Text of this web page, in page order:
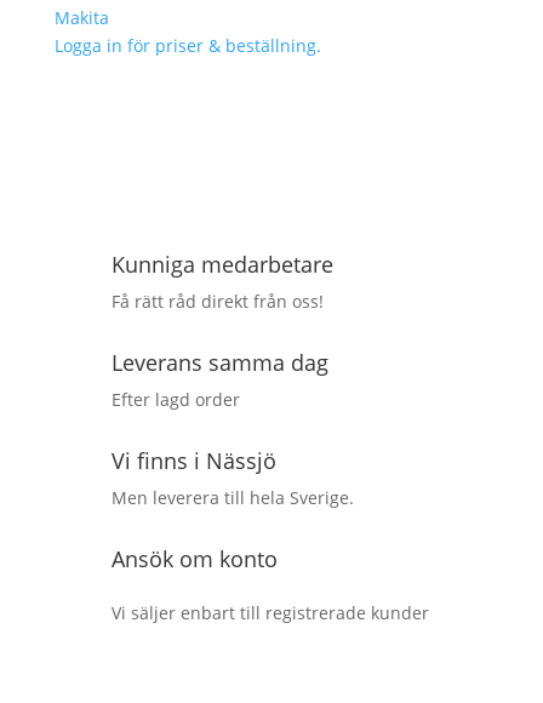
Makita
Logga in för priser & beställning.
Kunniga medarbetare
Få rätt råd direkt från oss!
Leverans samma dag
Efter lagd order
Vi finns i Nässjö
Men leverera till hela Sverige.
Ansök om konto
Vi säljer enbart till registrerade kunder